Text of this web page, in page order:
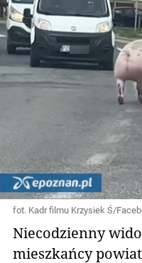
fot. Kadr filmu Krzysiek Ś/
Niecodzienny
mieszkańcy